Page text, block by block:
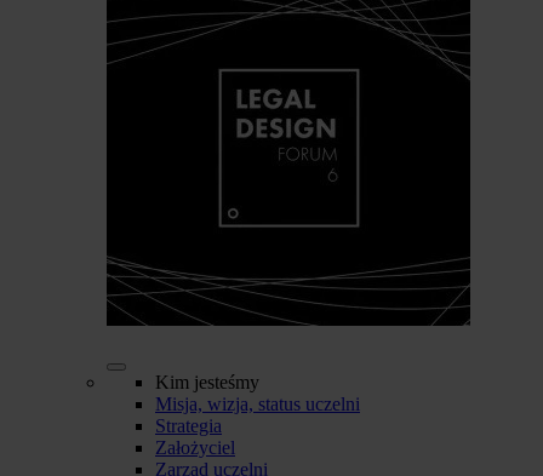
Kim jesteśmy
Misja, wizja, status uczelni
Strategia
Założyciel
Zarząd uczelni